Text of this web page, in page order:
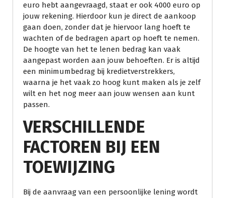
euro hebt aangevraagd, staat er ook 4000 euro op
jouw rekening. Hierdoor kun je direct de aankoop
gaan doen, zonder dat je hiervoor lang hoeft te
wachten of de bedragen apart op hoeft te nemen.
De hoogte van het te lenen bedrag kan vaak
aangepast worden aan jouw behoeften. Er is altijd
een minimumbedrag bij kredietverstrekkers,
waarna je het vaak zo hoog kunt maken als je zelf
wilt en het nog meer aan jouw wensen aan kunt
passen.
VERSCHILLENDE
FACTOREN BIJ EEN
TOEWIJZING
Bij de aanvraag van een persoonlijke lening wordt